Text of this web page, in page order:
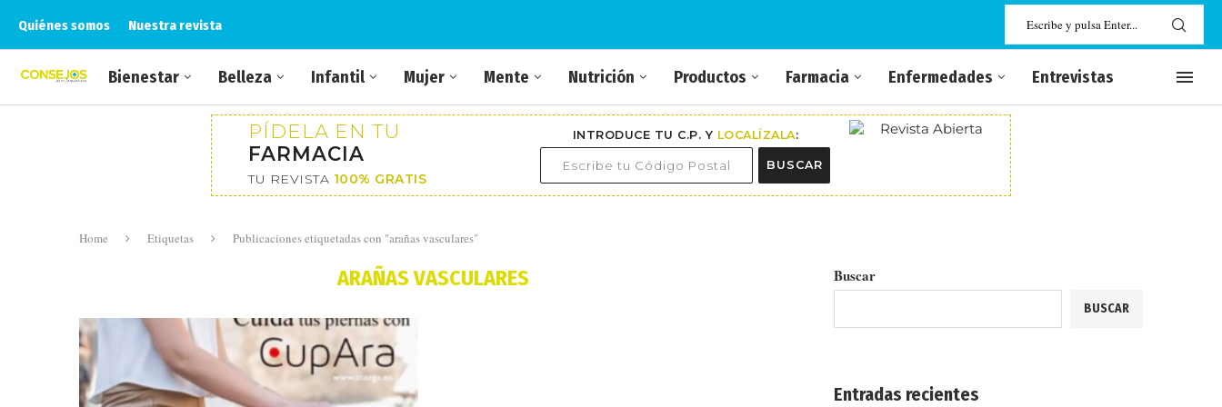
Quiénes somos Nuestra revista
Bienestar Belleza Infantil Mujer Mente Nutrición Productos Farmacia Enfermedades Entrevistas
PÍDELA EN TU
FARMACIA
TU REVISTA 100% GRATIS
INTRODUCE TU C.P. Y LOCALÍZALA:
BUSCAR
Home Etiquetas Publicaciones etiquetadas con "arañas vasculares"
ARAÑAS VASCULARES Buscar
BUSCAR
Entradas recientes